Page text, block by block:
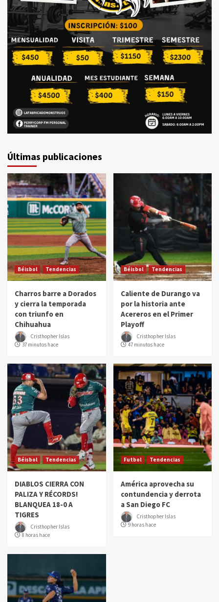
Últimas publicaciones
Béisbol Tendencias
Charros barre a Dorados
y cierra la temporada
con triunfo en
Chihuahua
Cristhopher Islas
37 minutos hace
Béisbol Tendencias
Caliente de Durango va
por la historia ante
Acereros en el Primer
Playoff
Cristhopher Islas
47 minutos hace
Béisbol Tendencias
DIABLOS CIERRA CON
PALIZA Y RÉCORDS!
BLANQUEA 18-0 A
TIGRES
Cristhopher Islas
8 horas hace
Futbol Tendencias
América aprovecha su
contundencia y derrota
a San Diego FC
Cristhopher Islas
9 horas hace